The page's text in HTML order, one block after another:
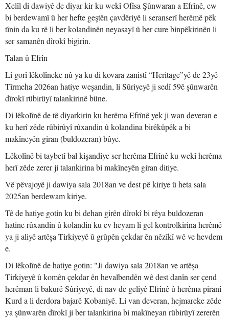
Xelîl di dawiyê de diyar kir ku wekî Ofîsa Şûnwaran a Efrînê, ew
bi berdewamî û her hefte geştên çavdêriyê li seranserî herêmê pêk
tînin da ku rê li ber kolandinên neyasayî û her cure binpêkirinên li
ser samanên dîrokî bigirin.
Talan û Efrîn
Li gorî lêkolîneke nû ya ku di kovara zanistî “Heritage”yê de 23yê
Tîrmeha 2026an hatiye weşandin, li Sûriyeyê ji sedî 59ê şûnwarên
dîrokî rûbirûyî talankirinê bûne.
Di lêkolînê de tê diyarkirin ku herêma Efrînê yek ji wan deveran e
ku herî zêde rûbirûyî rûxandin û kolandina birêkûpêk a bi
makîneyên giran (buldozeran) bûye.
Lêkolînê bi taybetî bal kişandiye ser herêma Efrînê ku wekî herêma
herî zêde zerer ji talankirina bi makîneyên giran ditiye.
Vê pêvajoyê ji dawiya sala 2018an ve dest pê kiriye û heta sala
2025an berdewam kiriye.
Tê de hatiye gotin ku bi dehan girên dîrokî bi rêya buldozeran
hatine rûxandin û kolandin ku ev heyam li gel kontrolkirina herêmê
ya ji aliyê artêşa Tirkiyeyê û grûpên çekdar ên nêzîkî wê ve hevdem
e.
Di lêkolînê de hatiye gotin: "Ji dawiya sala 2018an ve artêşa
Tirkiyeyê û komên çekdar ên hevalbendên wê dest danîn ser çend
herêman li bakurê Sûriyeyê, di nav de geliyê Efrînê û herêma piranî
Kurd a li derdora bajarê Kobaniyê. Li van deveran, hejmareke zêde
ya şûnwarên dîrokî ji ber talankirina bi makîneyan rûbirûyî zererên